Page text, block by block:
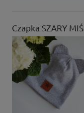
Czapka SZARY MIŚ